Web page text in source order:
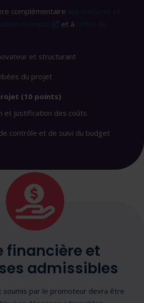
complémentaire aux mesures et
d’emploi
(ce lien s’ouvrira dans
et à l’offre de
et structurant
du projet
(10 points)
et justification des coûts
contrôle et de suivi du budget
financière et
admissibles
soumis par le promoteur devra être